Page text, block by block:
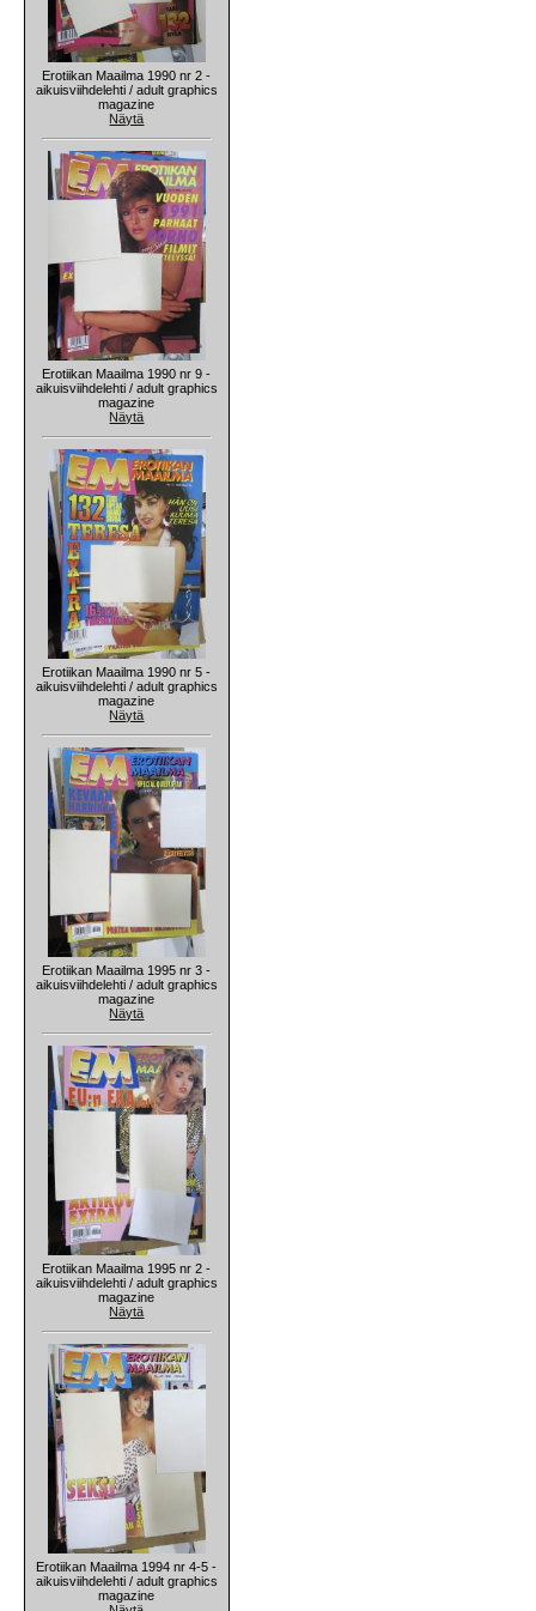
Erotiikan Maailma 1990 nr 2 -
aikuisviihdelehti / adult graphics
magazine
Näytä
Erotiikan Maailma 1990 nr 9 -
aikuisviihdelehti / adult graphics
magazine
Näytä
Erotiikan Maailma 1990 nr 5 -
aikuisviihdelehti / adult graphics
magazine
Näytä
Erotiikan Maailma 1995 nr 3 -
aikuisviihdelehti / adult graphics
magazine
Näytä
Erotiikan Maailma 1995 nr 2 -
aikuisviihdelehti / adult graphics
magazine
Näytä
Erotiikan Maailma 1994 nr 4-5 -
aikuisviihdelehti / adult graphics
magazine